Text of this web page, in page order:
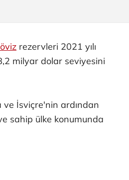
rezervleri 2021 yılı
milyar dolar seviyesini
ve İsviçre'nin ardından
sahip ülke konumunda